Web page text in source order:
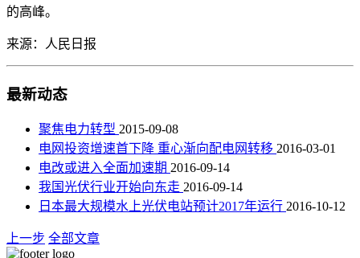
的高峰。
来源：人民日报
最新动态
聚焦电力转型 2015-09-08
电网投资增速首下降 重心渐向配电网转移 2016-03-01
电改或进入全面加速期 2016-09-14
我国光伏行业开始向东走 2016-09-14
日本最大规模水上光伏电站预计2017年运行 2016-10-12
上一步 全部文章